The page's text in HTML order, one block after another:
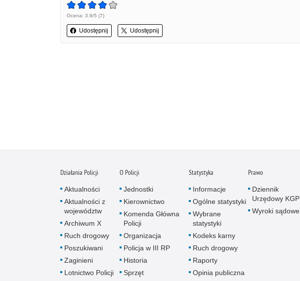
Ocena: 3.9/5 (7)
Udostępnij Udostępnij
Działania Policji
Aktualności
Aktualności z
województw
Archiwum X
Ruch drogowy
Poszukiwani
Zaginieni
Lotnictwo Policji
O Policji
Jednostki
Kierownictwo
Komenda Główna
Policji
Organizacja
Policja w III RP
Historia
Sprzęt
Statystyka
Informacje
Ogólne statystyki
Wybrane
statystyki
Kodeks karny
Ruch drogowy
Raporty
Opinia publiczna
Prawo
Dziennik
Urzędowy KGP
Wyroki sądowe